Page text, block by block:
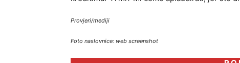
Provjeri/mediji
Foto naslovnice: web screenshot